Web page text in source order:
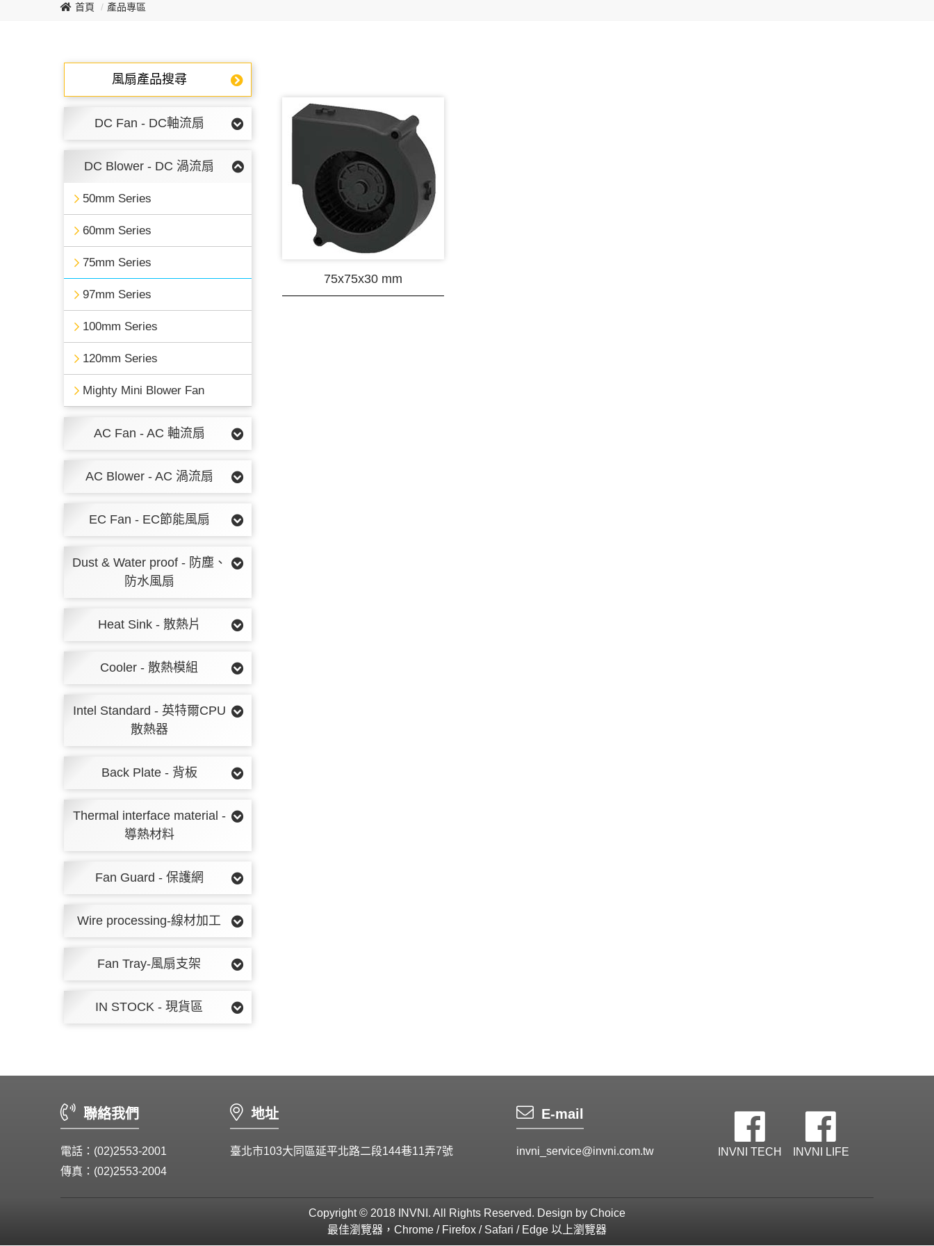
首頁 產品專區
風扇產品搜尋
DC Fan - DC軸流扇
DC Blower - DC 渦流扇
50mm Series
60mm Series
75mm Series
97mm Series
100mm Series
120mm Series
Mighty Mini Blower Fan
AC Fan - AC 軸流扇
AC Blower - AC 渦流扇
EC Fan - EC節能風扇
Dust & Water proof - 防塵、
防水風扇
Heat Sink - 散熱片
Cooler - 散熱模組
Intel Standard - 英特爾CPU
散熱器
Back Plate - 背板
Thermal interface material -
導熱材料
Fan Guard - 保護網
Wire processing-線材加工
Fan Tray-風扇支架
IN STOCK - 現貨區
75x75x30 mm
聯絡我們
電話：(02)2553-2001
傳真：(02)2553-2004
地址
臺北市103大同區延平北路二段144巷11弄7號
E-mail
invni_service@invni.com.tw INVNI TECH INVNI LIFE
Copyright © 2018 INVNI. All Rights Reserved. Design by Choice
最佳瀏覽器，Chrome / Firefox / Safari / Edge 以上瀏覽器